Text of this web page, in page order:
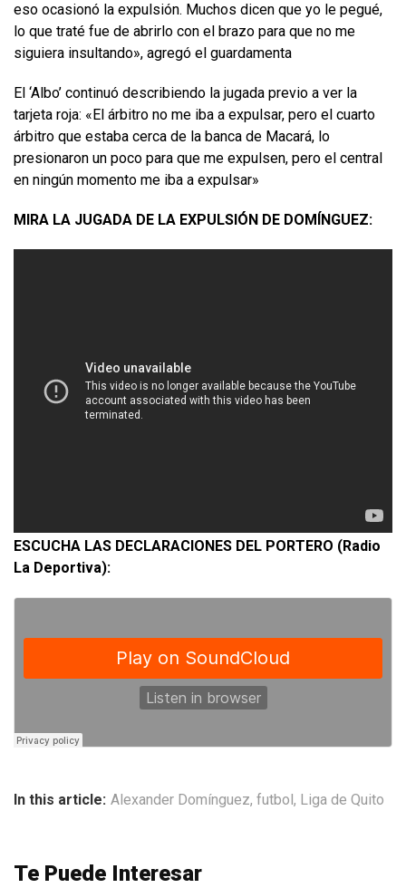
eso ocasionó la expulsión. Muchos dicen que yo le pegué,
lo que traté fue de abrirlo con el brazo para que no me
siguiera insultando», agregó el guardamenta
El ‘Albo’ continuó describiendo la jugada previo a ver la
tarjeta roja: «El árbitro no me iba a expulsar, pero el cuarto
árbitro que estaba cerca de la banca de Macará, lo
presionaron un poco para que me expulsen, pero el central
en ningún momento me iba a expulsar»
MIRA LA JUGADA DE LA EXPULSIÓN DE DOMÍNGUEZ:
ESCUCHA LAS DECLARACIONES DEL PORTERO (Radio
La Deportiva):
In this article: Alexander Domínguez, futbol, Liga de Quito
Te Puede Interesar